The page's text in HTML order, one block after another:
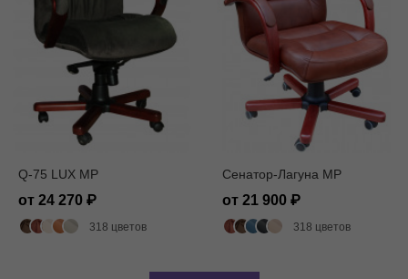
Q-75 LUX MP
от 24 270
318 цветов
Сенатор-Лагуна MP
от 21 900
318 цветов